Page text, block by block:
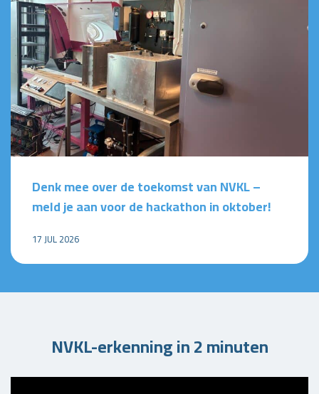
Denk mee over de toekomst van NVKL –
meld je aan voor de hackathon in oktober!
17 JUL 2026
NVKL-erkenning in 2 minuten